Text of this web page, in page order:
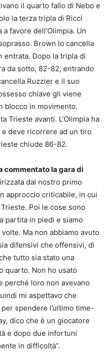
il quarto fallo di Nebo e
la terza tripla di Ricci
favore dell’Olimpia. Un
Brown lo cancella
entrata. Dopo la tripla di
da sotto, 82-82, entrando
Ruzzier e il suo
chiave gli viene
blocco in movimento.
Trieste avanti. L’Olimpia ha
e deve ricorrere ad un tiro
chiude 86-82.
commentato la gara di
dal nostro primo
approccio criticabile, in cui
Poi le cose sono
partita in piedi e siamo
Ma non abbiamo avuto
difensivi che offensivi, di
tutto sia stato una
quarto. Non ho usato
perché loro non avevano
mi aspettavo che
spendere l’ultimo time-
dico che è un giocatore
e dopo due infortuni
in difficoltà”.